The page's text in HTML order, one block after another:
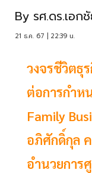
By รศ.ดร.เอ
21 ธ.ค. 67 | 22:39 น.
วงจรชีวิตธุ
ต่อการกำ
Family
อภิศักดิ์กุล
อำนวยการ